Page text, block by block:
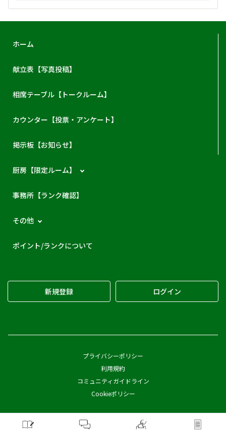
ホーム
献立表【写真投稿】
相席テーブル【トークルーム】
カウンター【投票・アンケート】
掲示板【お知らせ】
厨房【限定ルーム】
事務所【ランク確認】
その他
ポイント/ランクについて
新規登録 ログイン
プライバシーポリシー
利用規約
コミュニティガイドライン
Cookieポリシー
Copyright © Pickles Corporation All Rights Reserved.